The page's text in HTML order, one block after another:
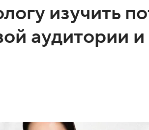
изучить
аудитории